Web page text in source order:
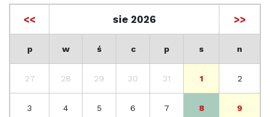
<< sie 2026 >>
p w ś c p s n
27 28 29 30 31 1 2
3 4 5 6 7 8 9